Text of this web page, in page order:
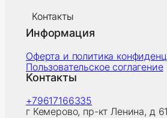
Контакты
Информация
Оферта и политика
Пользовательское соглагение
Контакты
+79617166335
г Кемерово, пр-кт Ленина, д 61